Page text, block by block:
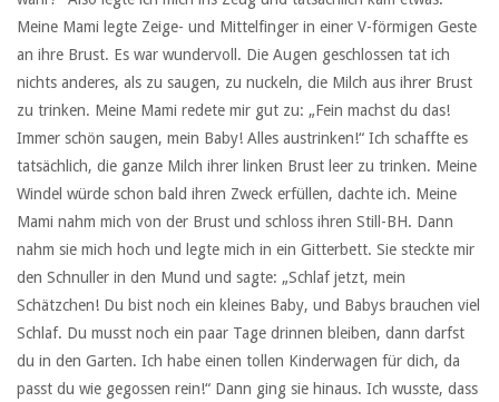
Meine Mami legte Zeige- und Mittelfinger in einer V-förmigen Geste
an ihre Brust. Es war wundervoll. Die Augen geschlossen tat ich
nichts anderes, als zu saugen, zu nuckeln, die Milch aus ihrer Brust
zu trinken. Meine Mami redete mir gut zu: „Fein machst du das!
Immer schön saugen, mein Baby! Alles austrinken!“ Ich schaffte es
tatsächlich, die ganze Milch ihrer linken Brust leer zu trinken. Meine
Windel würde schon bald ihren Zweck erfüllen, dachte ich. Meine
Mami nahm mich von der Brust und schloss ihren Still-BH. Dann
nahm sie mich hoch und legte mich in ein Gitterbett. Sie steckte mir
den Schnuller in den Mund und sagte: „Schlaf jetzt, mein
Schätzchen! Du bist noch ein kleines Baby, und Babys brauchen viel
Schlaf. Du musst noch ein paar Tage drinnen bleiben, dann darfst
du in den Garten. Ich habe einen tollen Kinderwagen für dich, da
passt du wie gegossen rein!“ Dann ging sie hinaus. Ich wusste, dass